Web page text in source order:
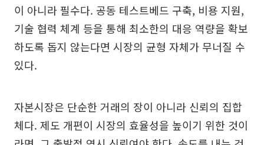
이 아니라 필수다. 공동 테스트베드 구축, 비용 지원,
기술 협력 체계 등을 통해 최소한의 대응 역량을 확보
하도록 돕지 않는다면 시장의 균형 자체가 무너질 수
있다.
자본시장은 단순한 거래의 장이 아니라 신뢰의 집합
체다. 제도 개편이 시장의 효율성을 높이기 위한 것이